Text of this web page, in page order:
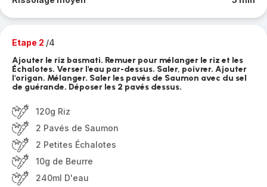
Etape 2 /4
Ajouter le riz basmati. Remuer pour mélanger le riz et les
Échalotes. Verser l'eau par-dessus. Saler, poivrer. Ajouter
l'origan. Mélanger. Saler les pavés de Saumon avec du sel
de guérande. Déposer les 2 pavés dessus.
120g Riz
2 Pavés de Saumon
2 Petites Échalotes
10g de Beurre
240ml D'eau